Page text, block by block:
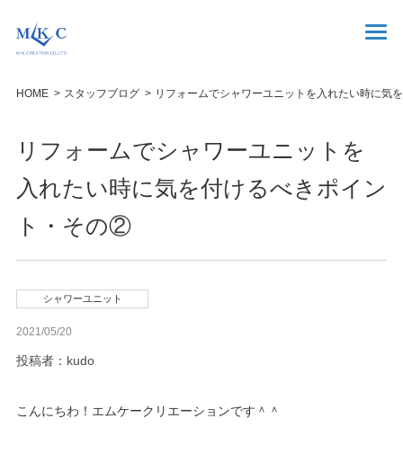
HOME スタッフブログ リフォームでシャワーユニットを入れたい時に気
リフォームでシャワーユニットを
入れたい時に気を付けるべきポイン
ト・その②
シャワーユニット
2021/05/20
投稿者：kudo
こんにちわ！エムケークリエーションです＾＾